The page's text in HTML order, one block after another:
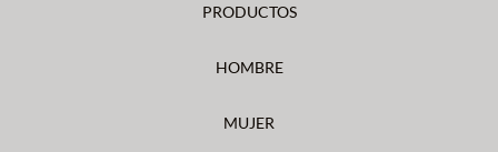
PRODUCTOS
HOMBRE
MUJER